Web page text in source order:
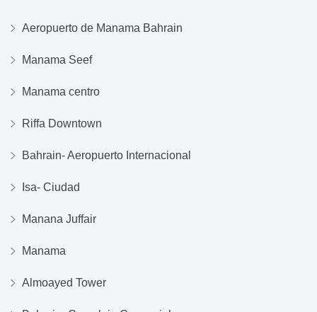
Aeropuerto de Manama Bahrain
Manama Seef
Manama centro
Riffa Downtown
Bahrain- Aeropuerto Internacional
Isa- Ciudad
Manana Juffair
Manama
Almoayed Tower